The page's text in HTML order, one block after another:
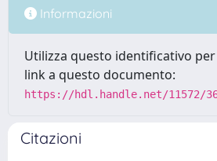
Informazioni
Utilizza questo identificativo
link a questo documento:
https://hdl.handle.net/11572/
Citazioni